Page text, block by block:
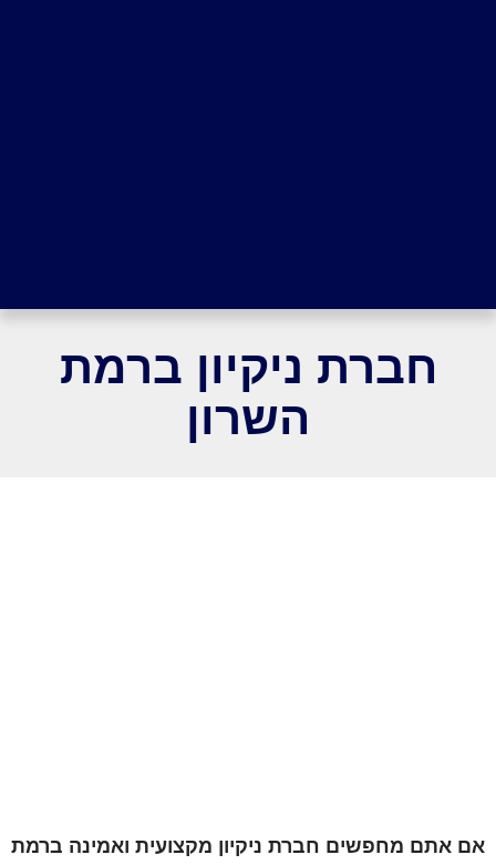
חברת ניקיון ברמת
השרון
אם אתם מחפשים חברת ניקיון מקצועית ואמינה ברמת